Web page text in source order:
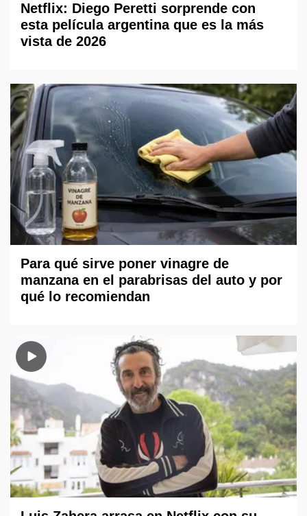
Netflix: Diego Peretti sorprende con
esta película argentina que es la más
vista de 2026
Para qué sirve poner vinagre de
manzana en el parabrisas del auto y por
qué lo recomiendan